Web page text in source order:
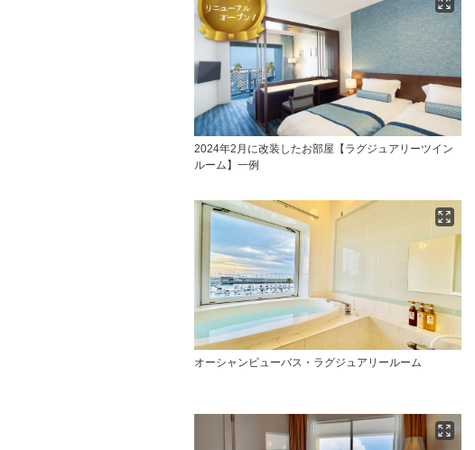
2024年2月に改装したお部屋【ラグジュアリーツイン
ルーム】一例
オーシャンビューバス・ラグジュアリールーム